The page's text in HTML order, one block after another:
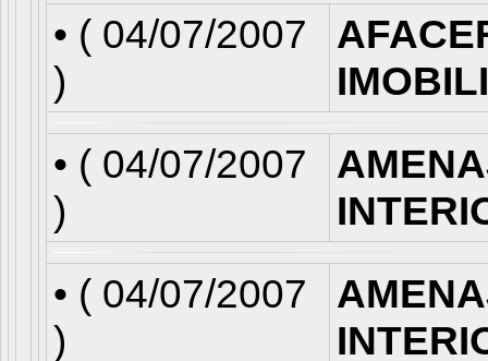
• ( 04/07/2007
)
• ( 04/07/2007
)
• ( 04/07/2007
)